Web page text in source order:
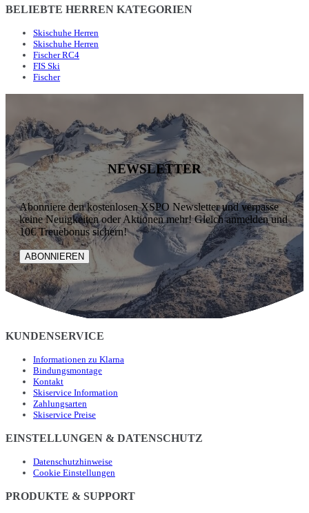
BELIEBTE HERREN KATEGORIEN
Skischuhe Herren
Skischuhe Herren
Fischer RC4
FIS Ski
Fischer
NEWSLETTER
Abonniere den kostenlosen XSPO Newsletter und verpasse
keine Neuigkeiten oder Aktionen mehr! Gleich anmelden und
10€ Treuebonus sichern!
ABONNIEREN
KUNDENSERVICE
Informationen zu Klarna
Bindungsmontage
Kontakt
Skiservice Information
Zahlungsarten
Skiservice Preise
EINSTELLUNGEN & DATENSCHUTZ
Datenschutzhinweise
Cookie Einstellungen
PRODUKTE & SUPPORT